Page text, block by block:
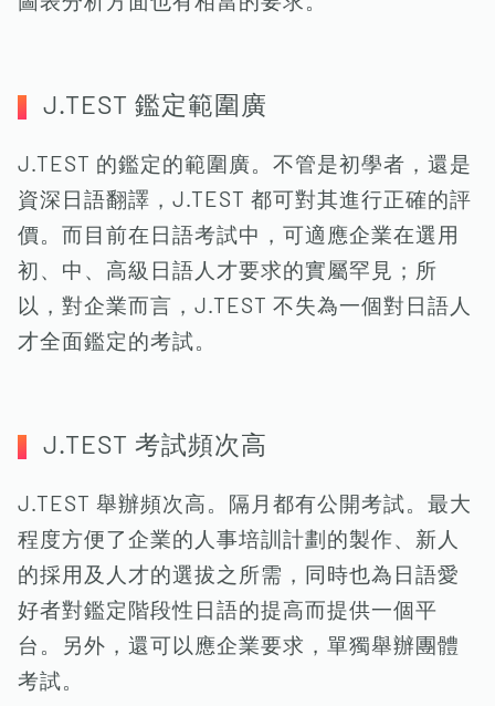
J.TEST 鑑定範圍廣
J.TEST 的鑑定的範圍廣。不管是初學者，還是
資深日語翻譯，J.TEST 都可對其進行正確的評
價。而目前在日語考試中，可適應企業在選用
初、中、高級日語人才要求的實屬罕見；所
以，對企業而言，J.TEST 不失為一個對日語人
才全面鑑定的考試。
J.TEST 考試頻次高
J.TEST 舉辦頻次高。隔月都有公開考試。最大
程度方便了企業的人事培訓計劃的製作、新人
的採用及人才的選拔之所需，同時也為日語愛
好者對鑑定階段性日語的提高而提供一個平
台。另外，還可以應企業要求，單獨舉辦團體
考試。